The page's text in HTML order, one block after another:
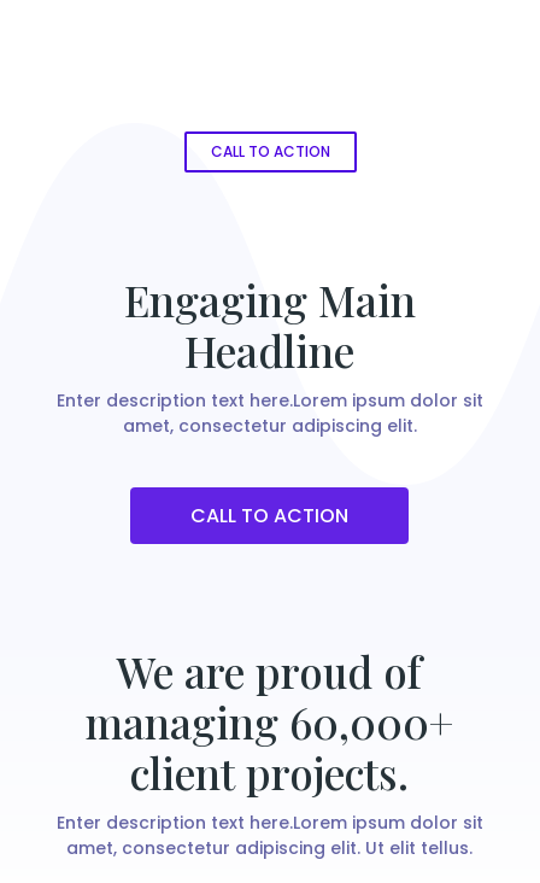
CALL TO ACTION
Engaging Main
Headline
Enter description text here.Lorem ipsum dolor sit
amet, consectetur adipiscing elit.
CALL TO ACTION
We are proud of
managing 60,000+
client projects.
Enter description text here.Lorem ipsum dolor sit
amet, consectetur adipiscing elit. Ut elit tellus.